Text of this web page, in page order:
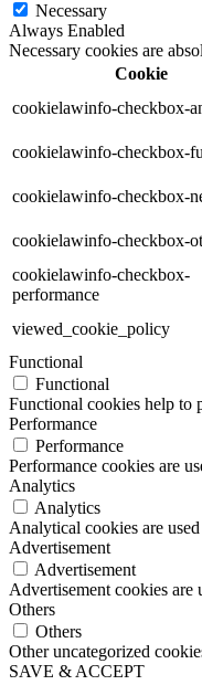
Necessary
Always Enabled
Necessary cookies are
Cookie
cookielawinfo-checkbox-
cookielawinfo-checkbox-
cookielawinfo-checkbox-
cookielawinfo-checkbox-
cookielawinfo-checkbox-
performance
viewed_cookie_policy
Functional
Functional
Functional cookies help to
Performance
Performance
Performance cookies are
Analytics
Analytics
Analytical cookies are
Advertisement
Advertisement
Advertisement cookies are
Others
Others
Other uncategorized
SAVE & ACCEPT